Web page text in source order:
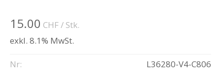
15.00 CHF/ Stk.
exkl. 8.1% MwSt.
Nr: L36280-V4-C806